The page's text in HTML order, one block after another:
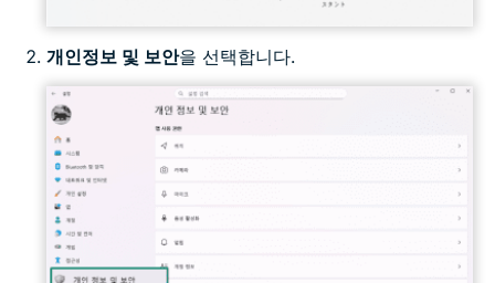
개인정보 및 보안을 선택합니다.